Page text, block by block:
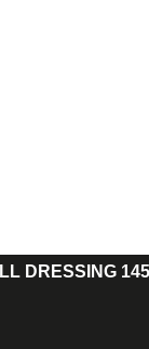
DRESSING